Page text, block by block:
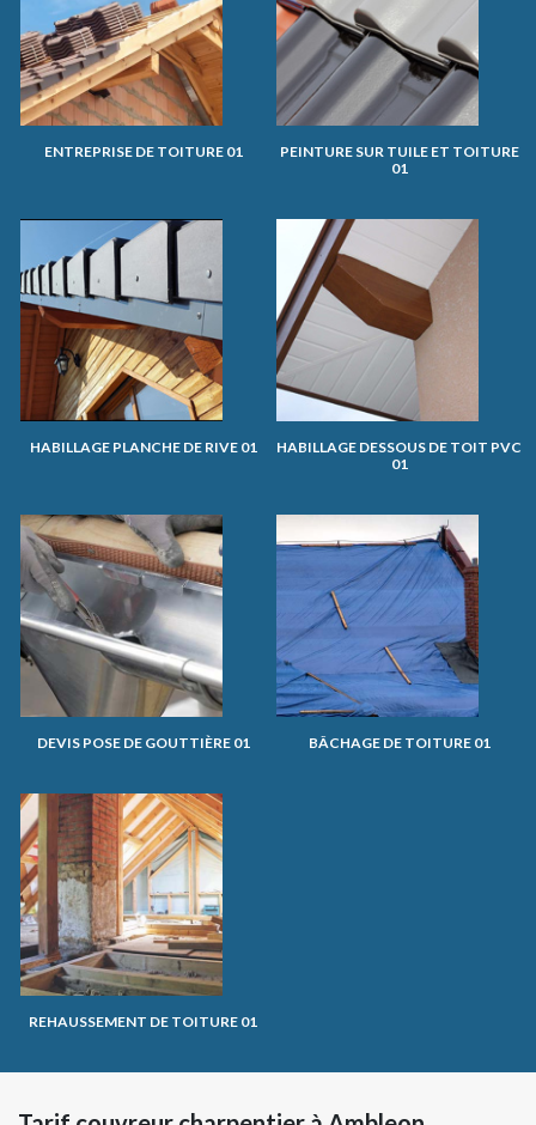
ENTREPRISE DE TOITURE 01
PEINTURE SUR TUILE ET TOITURE
01
HABILLAGE PLANCHE DE RIVE 01
HABILLAGE DESSOUS DE TOIT PVC
01
DEVIS POSE DE GOUTTIÈRE 01 BÂCHAGE DE TOITURE 01
REHAUSSEMENT DE TOITURE 01